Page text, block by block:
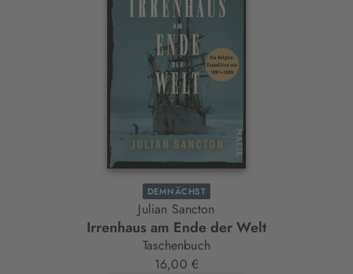
DEMNÄCHST
Julian Sancton
Irrenhaus am Ende der Welt
Taschenbuch
16,00 €